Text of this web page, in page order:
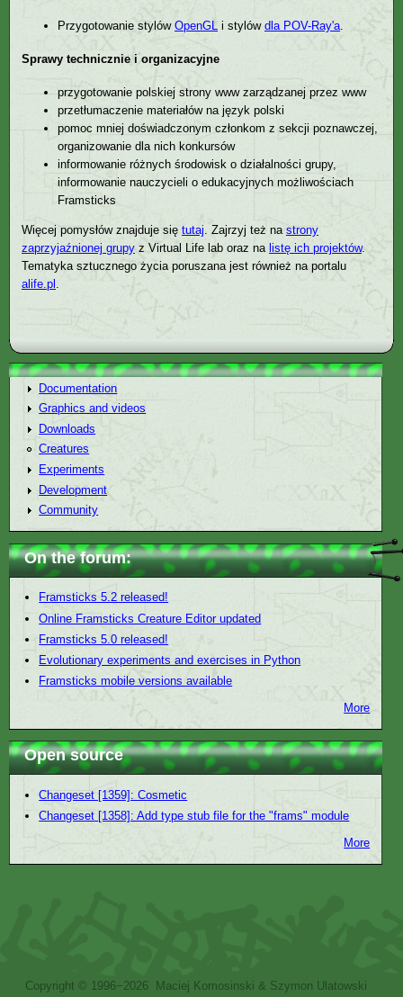
Przygotowanie stylówOpenGL i stylówdla POV-Ray'a
Sprawy technicznie i organizacyjne
przygotowanie polskiej strony www zarządzanej przez www
przetłumaczenie materiałów na język polski
pomoc mniej doświadczonym członkom z sekcji poznawczej,
organizowanie dla nich konkursów
informowanie różnych środowisk o działalności grupy,
informowanie nauczycieli o edukacyjnych możliwościach
Framsticks
Więcej pomysłów znajduje siętutaj . Zajrzyj też nastrony
zaprzyjaźnionej grupy z Virtual Life lab oraz na listę ich projektów.
Tematyka sztucznego życia poruszana jest również na portalu
alife.pl
Documentation
Graphics and videos
Downloads
Creatures
Experiments
Development
Community
On the forum:
Framsticks 5.2 released!
Online Framsticks Creature Editor updated
Framsticks 5.0 released!
Evolutionary experiments and exercises in Python
Framsticks mobile versions available
More
Open source
Changeset [1359]: Cosmetic
Changeset [1358]: Add type stub file for the "frams" module
More
Copyright © 1996−2026 Maciej Komosinski & Szymon Ulatowski